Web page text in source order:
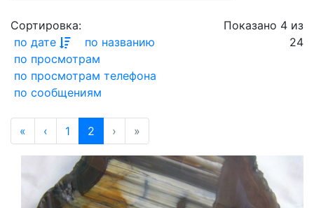
Сортировка:
по дате
по названию
по просмотрам
по просмотрам телефона
по сообщениям
Показано 4 из
24
« ‹ 1 2 › »